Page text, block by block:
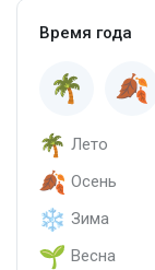
Время года
Лето
Осень
Зима
Весна